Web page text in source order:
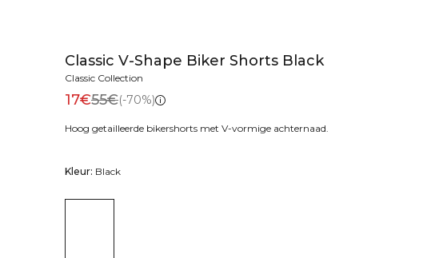
Classic V-Shape Biker Shorts Black
Classic Collection
17€55€(-70%)
Hoog getailleerde bikershorts met V-vormige achternaad.
Kleur: Black